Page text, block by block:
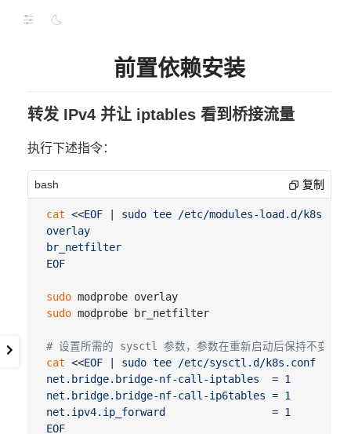
前置依赖安装
转发 IPv4 并让 iptables 看到桥接流量
执行下述指令：
bash 复制
cat <<EOF | sudo tee /etc/modules-load.d/
overlay
br_netfilter
EOF
sudo
modprobe overlay
sudo modprobe br_netfilter
# 设置所需的 sysctl 参数，参数在重新启动后保持不变
cat <<EOF | sudo tee /etc/sysctl.d/k8s.conf
net.bridge.bridge-nf-call-iptables  = 1
net.bridge.bridge-nf-call-ip6tables = 1
net.ipv4.ip_forward                 = 1
EOF